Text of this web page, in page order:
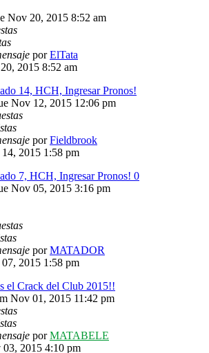
Nov 20, 2015 8:52 am
porElTata
2015 8:52 am
14, HCH, Ingresar Pronos!
Nov 12, 2015 12:06 pm
porFieldbrook
2015 1:58 pm
7, HCH, Ingresar Pronos! 0
Nov 05, 2015 3:16 pm
porMATADOR
2015 1:58 pm
el Crack del Club 2015!!
Nov 01, 2015 11:42 pm
porMATABELE
2015 4:10 pm